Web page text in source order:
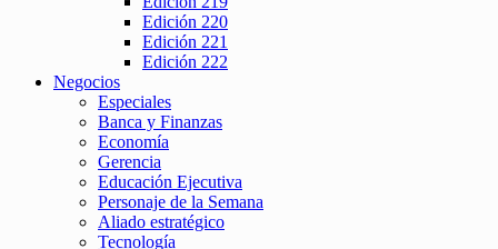
Edición 220
Edición 221
Edición 222
Negocios
Especiales
Banca y Finanzas
Economía
Gerencia
Educación Ejecutiva
Personaje de la Semana
Aliado estratégico
Tecnología